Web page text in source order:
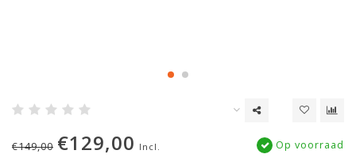
€149,00 €129,00 Incl.
Op voorraad